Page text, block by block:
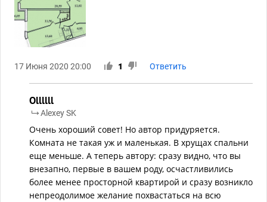
17 Июня 2020 20:00 1 Ответить
Ollllll
Alexey SK
Очень хороший совет! Но автор придуряется.
Комната не такая уж и маленькая. В хрущах спальни
еще меньше. А теперь автору: сразу видно, что вы
внезапно, первые в вашем роду, осчастливились
более менее просторной квартирой и сразу возникло
непреодолимое желание похвастаться на всю